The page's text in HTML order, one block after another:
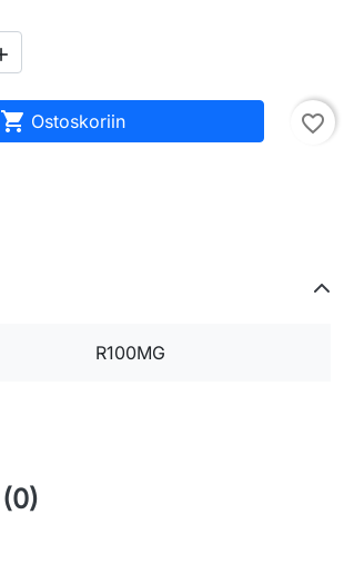
 Ostoskoriin favorite_border
R100MG